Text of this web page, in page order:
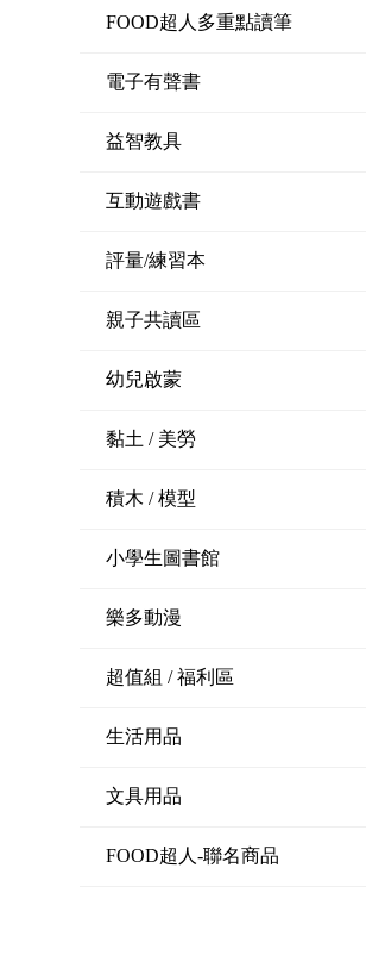
FOOD超人多重點讀筆
電子有聲書
益智教具
互動遊戲書
評量/練習本
親子共讀區
幼兒啟蒙
黏土 / 美勞
積木 / 模型
小學生圖書館
樂多動漫
超值組 / 福利區
生活用品
文具用品
FOOD超人-聯名商品